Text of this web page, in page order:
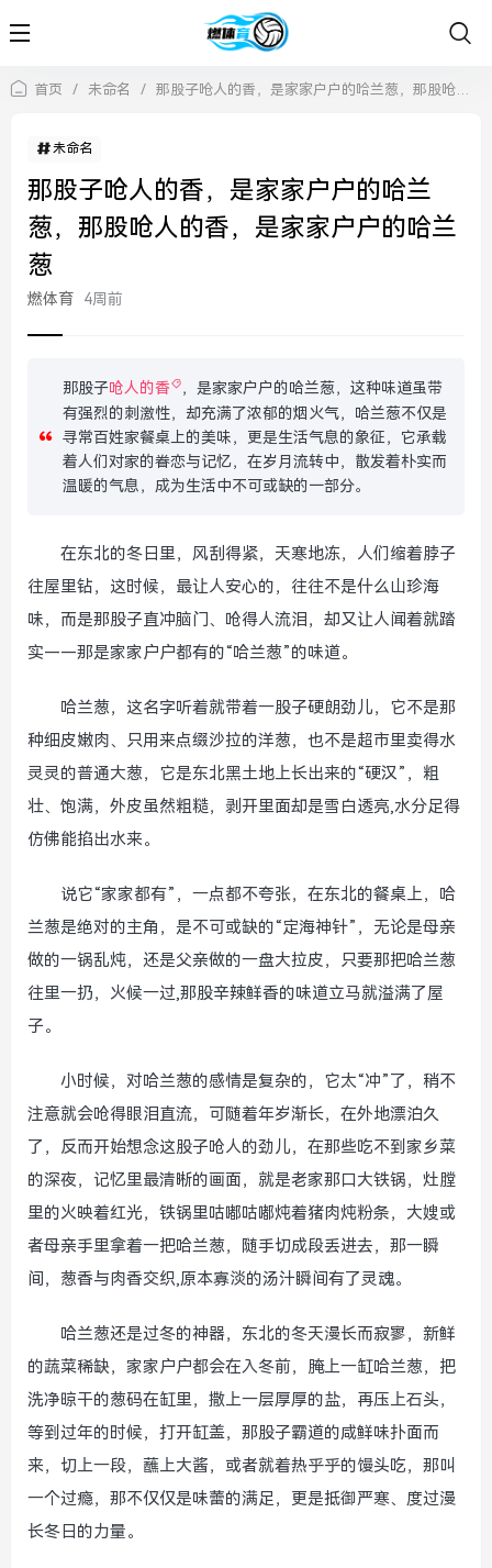
首页 / 未命名 / 那股子呛人的香，是家家户户的哈兰葱，那股呛人的香，是家家户户的哈兰葱
未命名
那股子呛人的香，是家家户户的哈兰
葱，那股呛人的香，是家家户户的哈兰
葱
燃体育 4周前
那股子呛人的香
，是家家户户的哈兰葱，这种味道虽带
有强烈的刺激性，却充满了浓郁的烟火气，哈兰葱不仅是
寻常百姓家餐桌上的美味，更是生活气息的象征，它承载
着人们对家的眷恋与记忆，在岁月流转中，散发着朴实而
温暖的气息，成为生活中不可或缺的一部分。
在东北的冬日里，风刮得紧，天寒地冻，人们缩着脖子
往屋里钻，这时候，最让人安心的，往往不是什么山珍海
味，而是那股子直冲脑门、呛得人流泪，却又让人闻着就踏
实——那是家家户户都有的“哈兰葱”的味道。
哈兰葱，这名字听着就带着一股子硬朗劲儿，它不是那
种细皮嫩肉、只用来点缀沙拉的洋葱，也不是超市里卖得水
灵灵的普通大葱，它是东北黑土地上长出来的“硬汉”，粗
壮、饱满，外皮虽然粗糙，剥开里面却是雪白透亮,水分足得
仿佛能掐出水来。
说它“家家都有”，一点都不夸张，在东北的餐桌上，哈
兰葱是绝对的主角，是不可或缺的“定海神针”，无论是母亲
做的一锅乱炖，还是父亲做的一盘大拉皮，只要那把哈兰葱
往里一扔，火候一过,那股辛辣鲜香的味道立马就溢满了屋
子。
小时候，对哈兰葱的感情是复杂的，它太“冲”了，稍不
注意就会呛得眼泪直流，可随着年岁渐长，在外地漂泊久
了，反而开始想念这股子呛人的劲儿，在那些吃不到家乡菜
的深夜，记忆里最清晰的画面，就是老家那口大铁锅，灶膛
里的火映着红光，铁锅里咕嘟咕嘟炖着猪肉炖粉条，大嫂或
者母亲手里拿着一把哈兰葱，随手切成段丢进去，那一瞬
间，葱香与肉香交织,原本寡淡的汤汁瞬间有了灵魂。
哈兰葱还是过冬的神器，东北的冬天漫长而寂寥，新鲜
的蔬菜稀缺，家家户户都会在入冬前，腌上一缸哈兰葱，把
洗净晾干的葱码在缸里，撒上一层厚厚的盐，再压上石头，
等到过年的时候，打开缸盖，那股子霸道的咸鲜味扑面而
来，切上一段，蘸上大酱，或者就着热乎乎的馒头吃，那叫
一个过瘾，那不仅仅是味蕾的满足，更是抵御严寒、度过漫
长冬日的力量。